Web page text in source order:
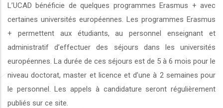
L’UCAD bénéficie de quelques programmes Erasmus + avec
certaines universités européennes. Les programmes Erasmus
+ permettent aux étudiants, au personnel enseignant et
administratif d’effectuer des séjours dans les universités
européennes. La durée de ces séjours est de 5 à 6 mois pour le
niveau doctorat, master et licence et d’une à 2 semaines pour
le personnel. Les appels à candidature seront régulièrement
publiés sur ce site.